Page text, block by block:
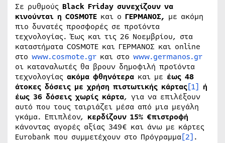
Σε ρυθμούς Black Friday συνεχίζουν να
κινούνται η COSMOTE και ο ΓΕΡΜΑΝΟΣ, με ακόμη
πιο δυνατές προσφορές σε προϊόντα
τεχνολογίας. Έως και τις 26 Νοεμβρίου, στα
καταστήματα COSMOTE και ΓΕΡΜΑΝΟΣ και online
στο www.cosmote.gr και στο www.germanos.gr
οι καταναλωτές θα βρουν δημοφιλή προϊόντα
τεχνολογίας ακόμα φθηνότερα και με έως 48
άτοκες δόσεις με χρήση πιστωτικής κάρτας[1] ή
έως 36 δόσεις χωρίς κάρτα, για να επιλέξουν
αυτό που τους ταιριάζει μέσα από μια μεγάλη
γκάμα. Επιπλέον, κερδίζουν 15% €πιστροφή
κάνοντας αγορές αξίας 349€ και άνω με κάρτες
Eurobank που συμμετέχουν στο Πρόγραμμα[2].